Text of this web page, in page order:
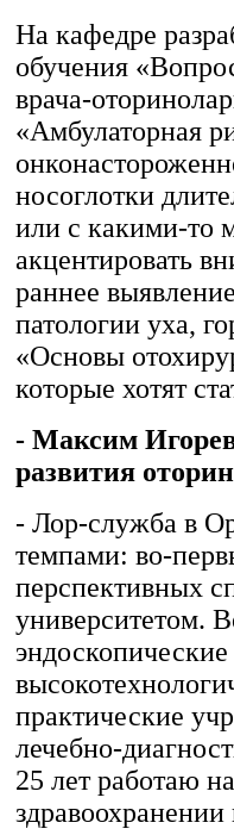
На кафедре
обучения
врача-
«Амбулаторная
носоглотки
или с какими-то
акцентировать
раннее
патологии уха,
«Основы
которые хотят
- Максим
развития
- Лор-служба в
темпами: во-
перспективных
университетом.
практические
лечебно-
25 лет работаю